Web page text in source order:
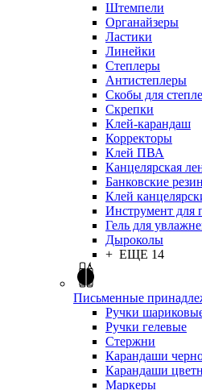
Штемпели
Органайзеры
Ластики
Линейки
Степлеры
Антистеплеры
Скобы для
Скрепки
Клей-карандаш
Корректоры
Клей ПВА
Канцелярская
Банковские
Клей
Инструмент для
Гель для
Дыроколы
+ ЕЩЕ 14
Письменные
Ручки
Ручки гелевые
Стержни
Карандаши
Карандаши
Маркеры